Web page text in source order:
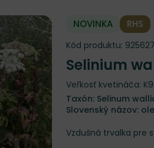
NOVINKA RHS
Kód produktu:
Selinium
Veľkosť kvetináča:
Taxón: Selinum
Slovenský názov:
Vzdušná trvalka pre